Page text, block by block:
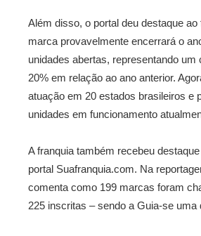
Além disso, o portal deu destaque ao
marca provavelmente encerrará o
unidades abertas, representando um
20% em relação ao ano anterior.
atuação em 20 estados brasileiros e
unidades em funcionamento
A franquia também recebeu
portal Suafranquia.com. Na
comenta como 199 marcas foram
225 inscritas – sendo a Guia­-se uma